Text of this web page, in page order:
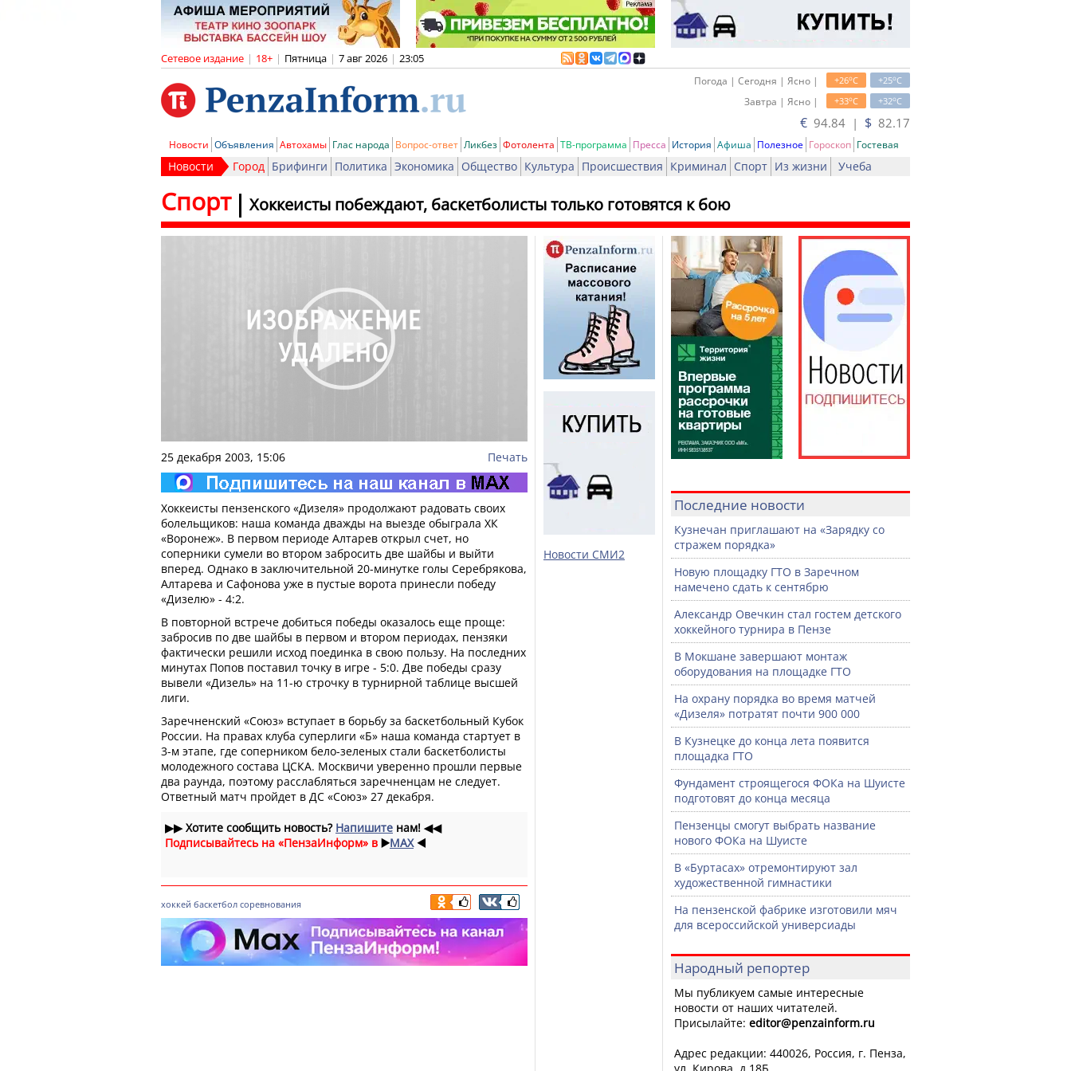
Сетевое издание | 18+ | Пятница | 7 авг 2026 | 23:05
+25oC
+26oC
Погода | Сегодня | Ясно |
+32oC
+33oC
Завтра | Ясно |
€ 94.84 | $ 82.17
Новости Объявления Автохамы Глас народа Вопрос-ответ Ликбез Фотолента ТВ-программа Пресса История Афиша Полезное Гороскоп Гостевая
Новости Город Брифинги Политика Экономика Общество Культура Происшествия Криминал Спорт Из жизни Учеба
Хоккеисты побеждают, баскетболисты только готовятся к бою
Спорт
25 декабря 2003, 15:06 Печать
Хоккеисты пензенского «Дизеля» продолжают радовать своих
болельщиков: наша команда дважды на выезде обыграла ХК
«Воронеж». В первом периоде Алтарев открыл счет, но
соперники сумели во втором забросить две шайбы и выйти
вперед. Однако в заключительной 20-минутке голы Серебрякова,
Алтарева и Сафонова уже в пустые ворота принесли победу
«Дизелю» - 4:2.
B повторной встрече добиться победы оказалось еще проще:
забросив по две шайбы в первом и втором периодах, пензяки
фактически решили исход поединка в свою пользу. На последних
минутах Попов поставил точку в игре - 5:0. Две победы сразу
вывели «Дизель» на 11-ю строчку в турнирной таблице высшей
лиги.
3аречненский «Союз» вступает в борьбу за баскетбольный Кубок
России. На правах клуба суперлиги «Б» наша команда стартует в
3-м этапе, где соперником бело-зеленых стали баскетболисты
молодежного состава ЦСКА. Москвичи уверенно прошли первые
два раунда, поэтому расслабляться заречненцам не следует.
Ответный матч пройдет в ДС «Союз» 27 декабря.
▶▶Хотите сообщить новость? Напишите нам! ◀◀
Подписывайтесь на «ПензаИнформ» в ▶️MAX ◀️
хоккей баскетбол соревнования
Новости СМИ2
Последние новости
Кузнечан приглашают на «Зарядку со
стражем порядка»
Новую площадку ГТО в Заречном
намечено сдать к сентябрю
Александр Овечкин стал гостем детского
хоккейного турнира в Пензе
В Мокшане завершают монтаж
оборудования на площадке ГТО
На охрану порядка во время матчей
«Дизеля» потратят почти 900 000
В Кузнецке до конца лета появится
площадка ГТО
Фундамент строящегося ФОКа на Шуисте
подготовят до конца месяца
Пензенцы смогут выбрать название
нового ФОКа на Шуисте
В «Буртасах» отремонтируют зал
художественной гимнастики
На пензенской фабрике изготовили мяч
для всероссийской универсиады
Народный репортер
Мы публикуем самые интересные
новости от наших читателей.
Присылайте: editor@penzainform.ru
Адрес редакции: 440026, Россия, г. Пенза,